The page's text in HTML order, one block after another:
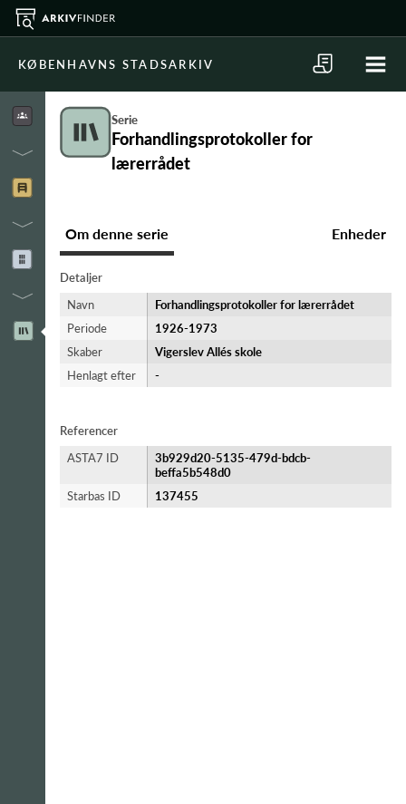
KØBENHAVNS STADSARKIV
Serie
Forhandlingsprotokoller for
lærerrådet
Om denne serie Enheder
Detaljer
Navn
Forhandlingsprotokoller for lærerrådet
Periode
1926-​1973
Skaber
Vigerslev Allés skole
Henlagt efter
-
Referencer
ASTA7 ID
3b929d20-5135-479d-bdcb-
beffa5b548d0
Starbas ID
137455